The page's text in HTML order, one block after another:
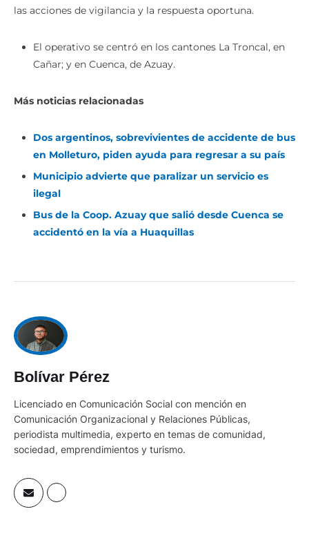
las acciones de vigilancia y la respuesta oportuna.
El operativo se centró en los cantones La Troncal, en
Cañar; y en Cuenca, de Azuay.
Más noticias relacionadas
Dos argentinos, sobrevivientes de accidente de bus
en Molleturo, piden ayuda para regresar a su país
Municipio advierte que paralizar un servicio es
ilegal
Bus de la Coop. Azuay que salió desde Cuenca se
accidentó en la vía a Huaquillas
Bolívar Pérez
Licenciado en Comunicación Social con mención en
Comunicación Organizacional y Relaciones Públicas,
periodista multimedia, experto en temas de comunidad,
sociedad, emprendimientos y turismo.